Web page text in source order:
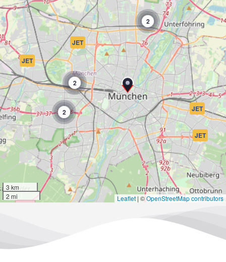
2
JET
JET
JET
JET
2
2
3 km
2 mi
Leaflet | ©OpenStreetMap contributors